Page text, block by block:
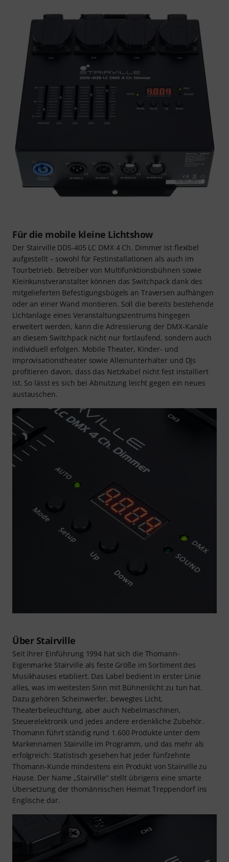
Für die mobile kleine Lichtshow
Der Stairville DDS-405 LC DMX 4 Ch. Dimmer ist flexibel
aufgestellt – sowohl für Festinstallationen als auch im
Tourbetrieb. Betreiber von Multifunktionsbühnen sowie
Kleinkunstveranstalter können das Switchpack dank des
mitgelieferten Befestigungsbügels an Traversen aufhängen
oder an einer Wand montieren. Soll die bereits bestehende
Lichtanlage eines Veranstaltungszentrums hingegen
erweitert werden, kann die Adressierung der DMX-Kanäle
an diesem Switchpack nicht nur fortlaufend, sondern auch
individuell erfolgen. Mobile Theater, Kinder- und
Improvisationstheater sowie Alleinunterhalter und DJs
profitieren davon, dass das Netzkabel nicht fest installiert
ist. So lässt es sich bei Abnutzung leicht gegen ein neues
austauschen.
Über Stairville
Seit ihrer Einführung 1994 hat sich die Thomann-
Eigenmarke Stairville als feste Größe im Sortiment des
Musikhauses etabliert. Das Label bedient in erster Linie
alles, was im weitesten Sinn mit Bühnenlicht zu tun hat.
Dazu gehören Scheinwerfer, bewegtes Licht,
Theaterbeleuchtung, aber auch Nebelmaschinen,
Steuerelektronik und jedes andere erdenkliche Zubehör.
Thomann führt ständig rund 1.600 Produkte unter dem
Markennamen Stairville im Programm, und das mehr als
erfolgreich: Statistisch gesehen hat jeder fünfzehnte
Thomann-Kunde mindestens ein Produkt von Stairville zu
Hause. Der Name „Stairville“ stellt übrigens eine smarte
Übersetzung der thomännischen Heimat Treppendorf ins
Englische dar.